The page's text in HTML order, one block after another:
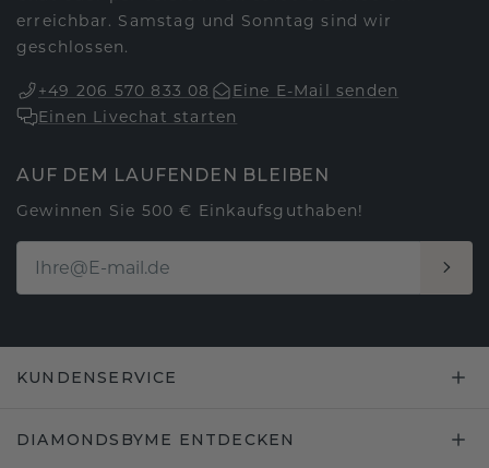
erreichbar. Samstag und Sonntag sind wir
geschlossen.
+49 206 570 833 08
Eine E-Mail senden
Einen Livechat starten
AUF DEM LAUFENDEN BLEIBEN
Gewinnen Sie 500 € Einkaufsguthaben!
KUNDENSERVICE
DIAMONDSBYME ENTDECKEN